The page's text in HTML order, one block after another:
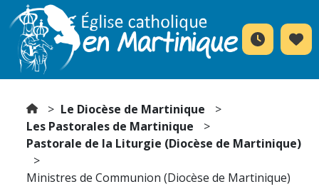
Le Diocèse de Martinique
Les Pastorales de Martinique
Pastorale de la Liturgie (Diocèse de Martinique)
Ministres de Communion (Diocèse de Martinique)